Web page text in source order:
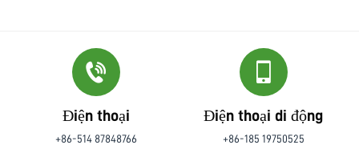
Điện thoại
+86-514 87848766
Điện thoại di động
+86-185 19750525